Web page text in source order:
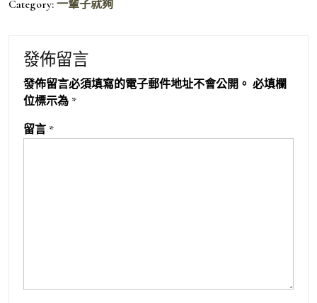
Category: 一輩子就夠
發佈留言
發佈留言必須填寫的電子郵件地址不會公開。 必填欄
位標示為 *
留言 *